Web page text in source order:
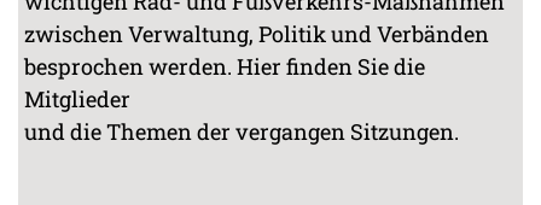
zwischen Verwaltung, Politik und Verbänden
besprochen werden. Hier finden Sie die
Mitglieder
und die Themen der vergangen Sitzungen.